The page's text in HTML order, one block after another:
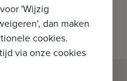
'Wijzig
dan maken
cookies.
via onze cookies